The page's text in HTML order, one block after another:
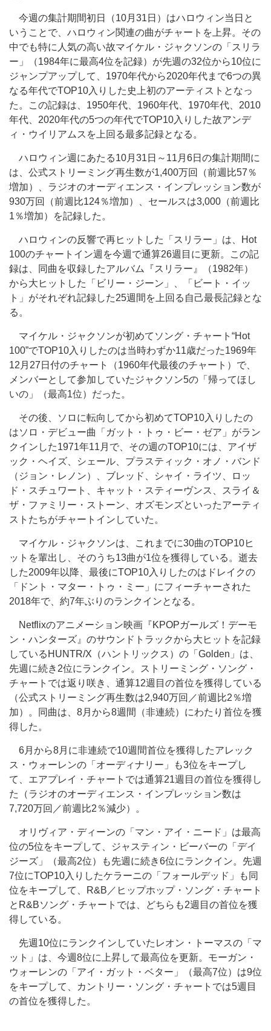
今週の集計期間初日（10月31日）はハロウィン当日と
いうことで、ハロウィン関連の曲がチャートを上昇。その
中でも特に人気の高い故マイケル・ジャクソンの「スリラ
ー」（1984年に最高4位を記録）が先週の32位から10位に
ジャンプアップして、1970年代から2020年代まで6つの異
なる年代でTOP10入りした史上初のアーティストとなっ
た。この記録は、1950年代、1960年代、1970年代、2010
年代、2020年代の5つの年代でTOP10入りした故アンデ
ィ・ウイリアムスを上回る最多記録となる。
ハロウィン週にあたる10月31日～11月6日の集計期間に
は、公式ストリーミング再生数が1,400万回（前週比57％
増加）、ラジオのオーディエンス・インプレッション数が
930万回（前週比124％増加）、セールスは3,000（前週比
1％増加）を記録した。
ハロウィンの反響で再ヒットした「スリラー」は、Hot
100のチャートイン週を今週で通算26週目に更新。この記
録は、同曲を収録したアルバム『スリラー』（1982年）
から大ヒットした「ビリー・ジーン」、「ビート・イッ
ト」がそれぞれ記録した25週間を上回る自己最長記録とな
る。
マイケル・ジャクソンが初めてソング・チャート“Hot
100”でTOP10入りしたのは当時わずか11歳だった1969年
12月27日付のチャート（1960年代最後のチャート）で、
メンバーとして参加していたジャクソン5の「帰ってほし
いの」（最高1位）だった。
その後、ソロに転向してから初めてTOP10入りしたの
はソロ・デビュー曲「ガット・トゥ・ビー・ゼア」がラン
クインした1971年11月で、その週のTOP10には、アイザ
ック・ヘイズ、シェール、プラスティック・オノ・バンド
（ジョン・レノン）、ブレッド、シャイ・ライツ、ロッ
ド・スチュワート、キャット・スティーヴンス、スライ＆
ザ・ファミリー・ストーン、オズモンズといったアーティ
ストたちがチャートインしていた。
マイケル・ジャクソンは、これまでに30曲のTOP10ヒ
ットを輩出し、そのうち13曲が1位を獲得している。逝去
した2009年以降、最後にTOP10入りしたのはドレイクの
「ドント・マター・トゥ・ミー」にフィーチャーされた
2018年で、約7年ぶりのランクインとなる。
Netflixのアニメーション映画『KPOPガールズ！デーモ
ン・ハンターズ』のサウンドトラックから大ヒットを記録
しているHUNTR/X（ハントリックス）の「Golden」は、
先週に続き2位にランクイン。ストリーミング・ソング・
チャートでは返り咲き、通算12週目の首位を獲得している
（公式ストリーミング再生数は2,940万回／前週比2％増
加）。同曲は、8月から8週間（非連続）にわたり首位を獲
得した。
6月から8月に非連続で10週間首位を獲得したアレック
ス・ウォーレンの「オーディナリー」も3位をキープし
て、エアプレイ・チャートでは通算21週目の首位を獲得し
た（ラジオのオーディエンス・インプレッション数は
7,720万回／前週比2％減少）。
オリヴィア・ディーンの「マン・アイ・ニード」は最高
位の5位をキープして、ジャスティン・ビーバーの「デイ
ジーズ」（最高2位）も先週に続き6位にランクイン。先週
7位にTOP10入りしたケラーニの「フォールデッド」も同
位をキープして、R&B／ヒップホップ・ソング・チャート
とR&Bソング・チャートでは、どちらも2週目の首位を獲
得している。
先週10位にランクインしていたレオン・トーマスの「マ
ット」は、今週8位に上昇して最高位を更新。モーガン・
ウォーレンの「アイ・ガット・ベター」（最高7位）は9位
をキープして、カントリー・ソング・チャートでは5週目
の首位を獲得した。